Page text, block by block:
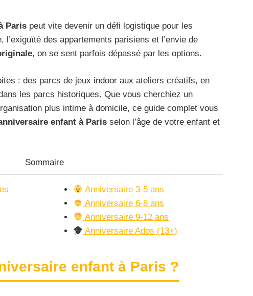
Paris peut vite devenir un défi logistique pour les
des appartements parisiens et l’envie de
, on se sent parfois dépassé par les options.
: des parcs de jeux indoor aux ateliers créatifs, en
les parcs historiques. Que vous cherchiez un
plus intime à domicile, ce guide complet vous
enfant à Paris selon l’âge de votre enfant et
Sommaire
Anniversaire 3-5 ans
Anniversaire 6-8 ans
Anniversaire 9-12 ans
Anniversaire Ados (13+)
enfant à Paris ?